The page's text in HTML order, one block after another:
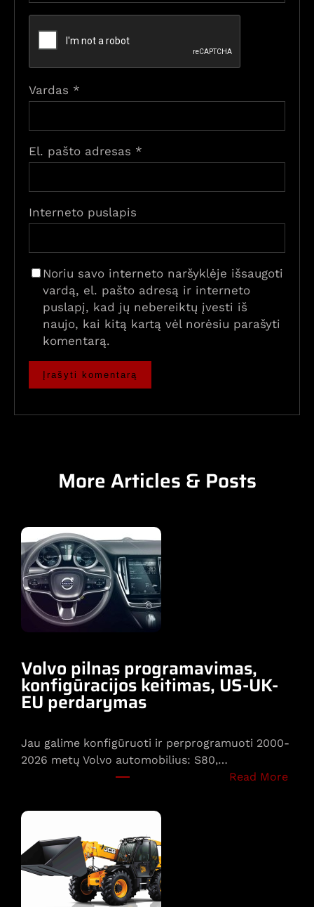
Vardas *
El. pašto adresas *
Interneto puslapis
Noriu savo interneto naršyklėje išsaugoti
vardą, el. pašto adresą ir interneto
puslapį, kad jų nebereiktų įvesti iš
naujo, kai kitą kartą vėl norėsiu parašyti
komentarą.
More Articles & Posts
Volvo pilnas programavimas,
konfigūracijos keitimas, US-UK-
EU perdarymas
Jau galime konfigūruoti ir perprogramuoti 2000-
2026 metų Volvo automobilius: S80,…
Read More: